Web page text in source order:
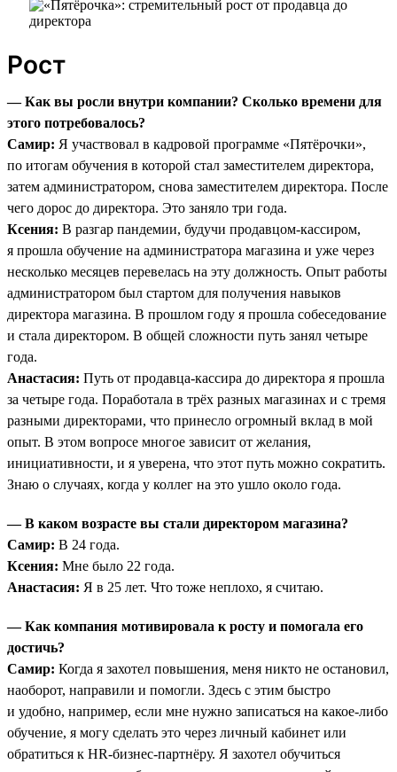
Рост
— Как вы росли внутри компании? Сколько времени для
этого потребовалось?
Самир: Я участвовал в кадровой программе «Пятёрочки»,
по итогам обучения в которой стал заместителем директора,
затем администратором, снова заместителем директора. После
чего дорос до директора. Это заняло три года.
Ксения: В разгар пандемии, будучи продавцом-кассиром,
я прошла обучение на администратора магазина и уже через
несколько месяцев перевелась на эту должность. Опыт работы
администратором был стартом для получения навыков
директора магазина. В прошлом году я прошла собеседование
и стала директором. В общей сложности путь занял четыре
года.
Анастасия: Путь от продавца-кассира до директора я прошла
за четыре года. Поработала в трёх разных магазинах и с тремя
разными директорами, что принесло огромный вклад в мой
опыт. В этом вопросе многое зависит от желания,
инициативности, и я уверена, что этот путь можно сократить.
Знаю о случаях, когда у коллег на это ушло около года.
— В каком возрасте вы стали директором магазина?
Самир: В 24 года.
Ксения: Мне было 22 года.
Анастасия: Я в 25 лет. Что тоже неплохо, я считаю.
— Как компания мотивировала к росту и помогала его
достичь?
Самир: Когда я захотел повышения, меня никто не остановил,
наоборот, направили и помогли. Здесь с этим быстро
и удобно, например, если мне нужно записаться на какое-либо
обучение, я могу сделать это через личный кабинет или
обратиться к HR-бизнес-партнёру. Я захотел обучиться